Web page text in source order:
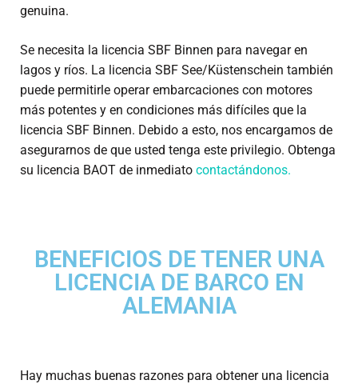
genuina.
Se necesita la licencia SBF Binnen para navegar en
lagos y ríos. La licencia SBF See/Küstenschein también
puede permitirle operar embarcaciones con motores
más potentes y en condiciones más difíciles que la
licencia SBF Binnen. Debido a esto, nos encargamos de
asegurarnos de que usted tenga este privilegio. Obtenga
su licencia BAOT de inmediato contactándonos.
BENEFICIOS DE TENER UNA
LICENCIA DE BARCO EN
ALEMANIA
Hay muchas buenas razones para obtener una licencia